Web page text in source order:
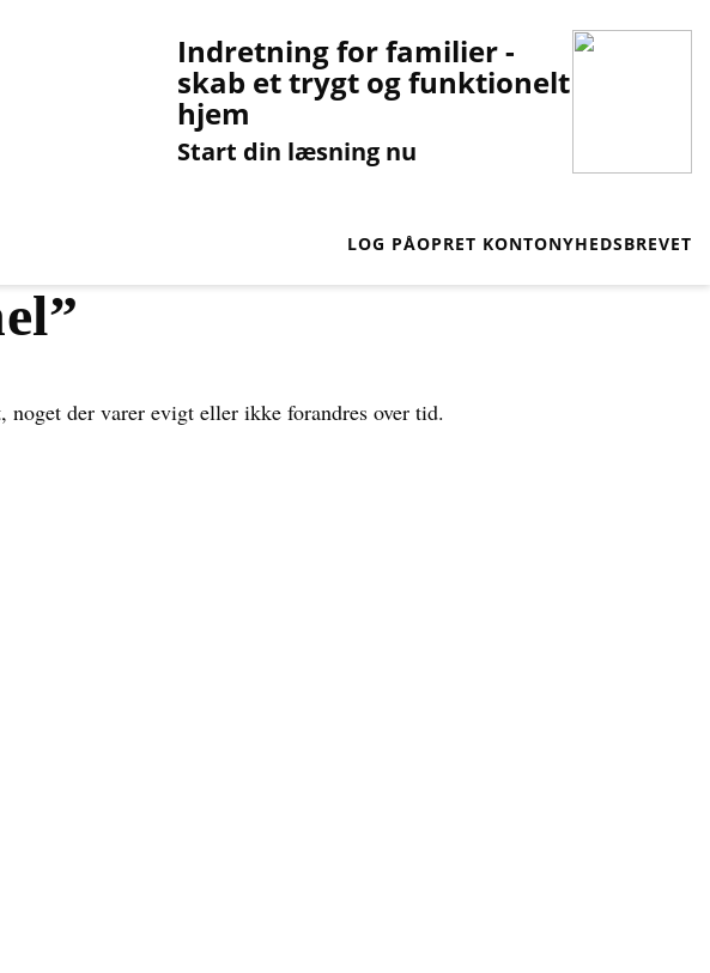
Indretning for familier -
skab et trygt og funktionelt
hjem
Start din læsning nu
LOG PÅOPRET KONTONYHEDSBREVET
der varer evigt eller ikke forandres over tid.